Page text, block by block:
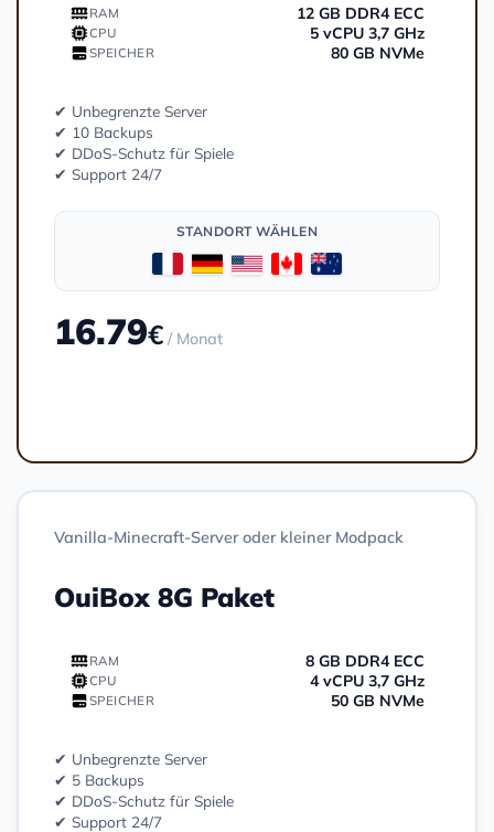
Vanilla-Minecraft-Server oder kleiner Modpack
OuiBox 8G Paket
RAM 8 GB DDR4 ECC
CPU 4 vCPU 3,7 GHz
SPEICHER 50 GB NVMe
✔ Unbegrenzte Server
✔ 5 Backups
✔ DDoS-Schutz für Spiele
✔ Support 24/7
RAM 12 GB DDR4 ECC
CPU 5 vCPU 3,7 GHz
SPEICHER 80 GB NVMe
✔ Unbegrenzte Server
✔ 10 Backups
✔ DDoS-Schutz für Spiele
✔ Support 24/7
STANDORT WÄHLEN
16.79€ / Monat